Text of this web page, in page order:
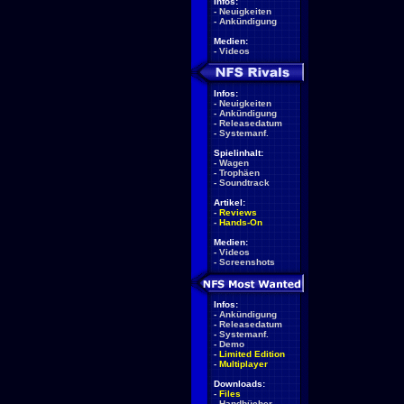
- Neuigkeiten
- Ankündigung
Medien:
- Videos
Infos:
- Neuigkeiten
- Ankündigung
- Releasedatum
- Systemanf.
Spielinhalt:
- Wagen
- Trophäen
- Soundtrack
Artikel:
- Reviews
- Hands-On
Medien:
- Videos
- Screenshots
Infos:
- Ankündigung
- Releasedatum
- Systemanf.
- Demo
- Limited Edition
- Multiplayer
Downloads:
- Files